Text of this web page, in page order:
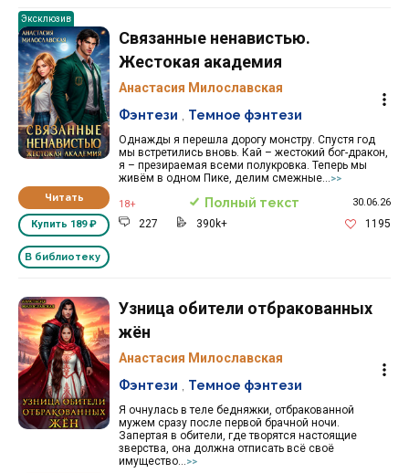
Эксклюзив
Читать
Купить 189 ₽
В библиотеку
Связанные ненавистью.
Жестокая академия
Анастасия Милославская
Однажды я перешла дорогу монстру. Спустя год
мы встретились вновь. Кай – жестокий бог-дракон,
я – презираемая всеми полукровка. Теперь мы
живём в одном Пике, делим смежные...
>>
Фэнтези Темное фэнтези
18+ Полный текст 30.06.26
227 390k+ 1195
Узница обители отбракованных
жён
Анастасия Милославская
Я очнулась в теле бедняжки, отбракованной
мужем сразу после первой брачной ночи.
Запертая в обители, где творятся настоящие
зверства, она должна отписать всё своё
имущество...
>>
Фэнтези Темное фэнтези